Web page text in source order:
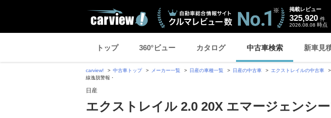
掲載レビュー
325,920 件
2026.08.08 時点
トップ 360°ビュー カタログ 中古車検索 新車見
carview! 中古車トップ メーカー一覧 日産の車種一覧 日産の中古車 エクストレイルの中古車
線逸脱警報・
日産
エクストレイル 2.0 20X エマージェンシ